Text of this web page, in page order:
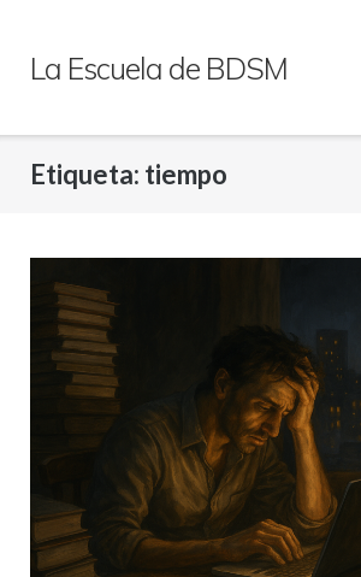
contenido
La Escuela de BDSM
Etiqueta: tiempo